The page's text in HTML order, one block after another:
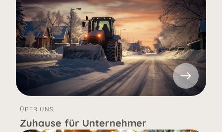
ÜBER UNS
Zuhause für Unternehmer